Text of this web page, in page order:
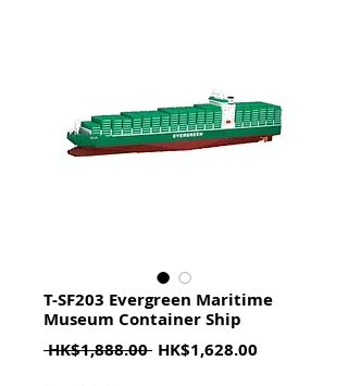
T-SF203 Evergreen Maritime
Museum Container Ship
HK$1,888.00 Regular
HK$1,628.00